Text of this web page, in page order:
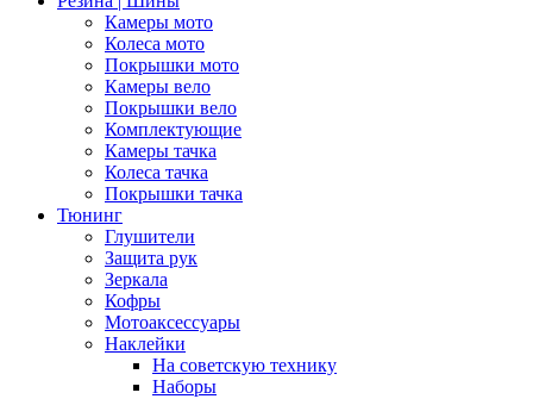
Камеры мото
Колеса мото
Покрышки мото
Камеры вело
Покрышки вело
Комплектующие
Камеры тачка
Колеса тачка
Покрышки тачка
Тюнинг
Глушители
Защита рук
Зеркала
Кофры
Мотоаксессуары
Наклейки
На советскую технику
Наборы